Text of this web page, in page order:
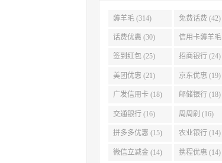
薅羊毛 (314) 免费话费 (42)
话费优惠 (30) 信用卡薅羊毛
(29)
签到红包 (25) 招商银行 (24)
美团优惠 (21) 京东优惠 (19)
广发信用卡 (18) 邮储银行 (18)
交通银行 (16) 周周刷 (16)
拼多多优惠 (15) 农业银行 (14)
微信立减金 (14) 携程优惠 (14)